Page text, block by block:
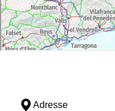
Adresse